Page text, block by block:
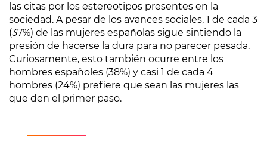
las citas por los estereotipos presentes en la
sociedad. A pesar de los avances sociales, 1 de cada 3
(37%) de las mujeres españolas sigue sintiendo la
presión de hacerse la dura para no parecer pesada.
Curiosamente, esto también ocurre entre los
hombres españoles (38%) y casi 1 de cada 4
hombres (24%) prefiere que sean las mujeres las
que den el primer paso.